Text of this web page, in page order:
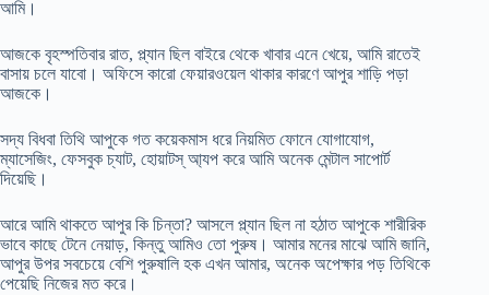
আমি।
আজকে বৃহস্পতিবার রাত, প্ল্যান ছিল বাইরে থেকে খাবার এনে খেয়ে, আমি রাতেই
বাসায় চলে যাবো। অফিসে কারো ফেয়ারওয়েল থাকার কারণে আপুর শাড়ি পড়া
আজকে।
সদ্য বিধবা তিথি আপুকে গত কয়েকমাস ধরে নিয়মিত ফোনে যোগাযোগ,
ম্যাসেজিং, ফেসবুক চ্যাট, হোয়াটস্ আ্যপ করে আমি অনেক মেন্টাল সাপোর্ট
দিয়েছি।
আরে আমি থাকতে আপুর কি চিন্তা? আসলে প্ল্যান ছিল না হঠাত আপুকে শারীরিক
ভাবে কাছে টেনে নেয়াড়, কিন্তু আমিও তো পুরুষ। আমার মনের মাঝে আমি জানি,
আপুর উপর সবচেয়ে বেশি পুরুষালি হক এখন আমার, অনেক অপেক্ষার পড় তিথিকে
পেয়েছি নিজের মত করে।